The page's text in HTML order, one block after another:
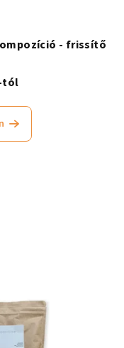
- frissítő
tól